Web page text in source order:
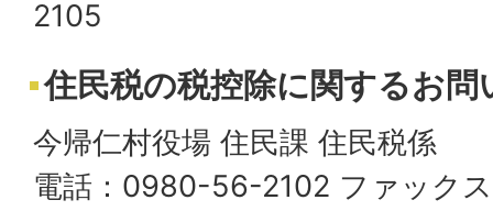
2105
住民税の税控除に関するお問
今帰仁村役場 住民課 住民税係
電話：0980-56-2102 ファック